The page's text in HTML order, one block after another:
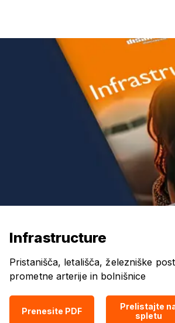
Infrastructure
Pristanišča, letališča, železniške
prometne arterije in bolnišnice
Prenesite PDF
Prelistajte
spletu